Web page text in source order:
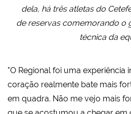
dela, há três atletas do
de reservas comemorando o
técnica da
"O Regional foi uma experiência
coração realmente bate mais
em quadra. Não me vejo mais